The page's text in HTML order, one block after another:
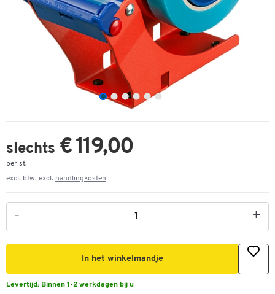
slechts € 119,00
per st.
excl. btw, excl. handlingkosten
- +
In het winkelmandje
Levertijd: Binnen 1-2 werkdagen bij u